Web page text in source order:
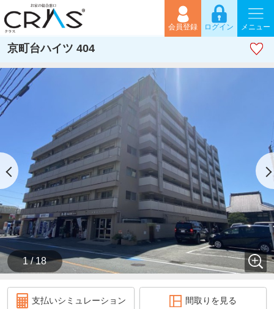
会員登録 ログイン メニュー
京町台ハイツ 404
1 / 18
支払いシミュレーション 間取りを見る